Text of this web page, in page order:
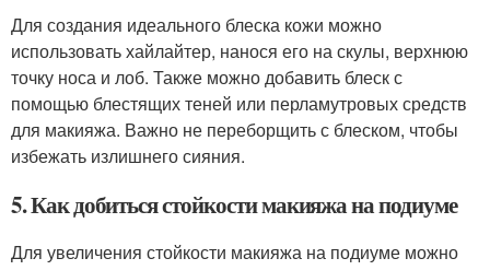
Для создания идеального блеска кожи можно
использовать хайлайтер, нанося его на скулы, верхнюю
точку носа и лоб. Также можно добавить блеск с
помощью блестящих теней или перламутровых средств
для макияжа. Важно не переборщить с блеском, чтобы
избежать излишнего сияния.
5. Как добиться стойкости макияжа на подиуме
Для увеличения стойкости макияжа на подиуме можно